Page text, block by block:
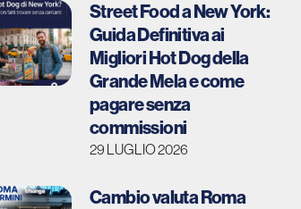
Street Food a New York:
Guida Definitiva ai
Migliori Hot Dog della
Grande Mela e come
pagare senza
commissioni
29 LUGLIO 2026
Cambio valuta Roma